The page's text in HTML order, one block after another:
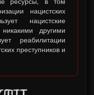
нацистских
нацистские
другими
реабилитации
преступников и